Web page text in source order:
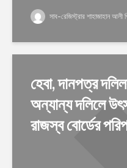
সাব-রেজিস্ট্রার শাহাজাহান আলী
হেবা, দানপত্র
অন্যান্য দলিলে
রাজস্ব বোর্ডের